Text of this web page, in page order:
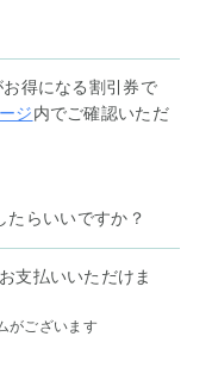
得になる割引券で
ジ内でご確認いただ
たらいいですか？
支払いいただけま
がございます